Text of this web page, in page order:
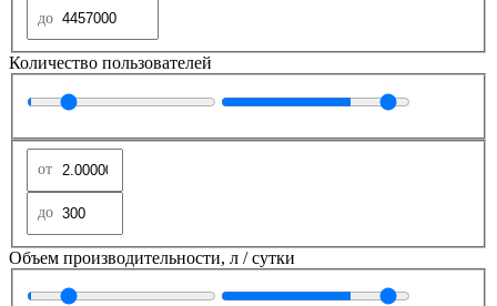
Количество пользователей
Объем производительности, л / сутки